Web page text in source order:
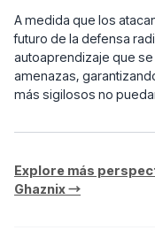
A medida que los
futuro de la defensa
autoaprendizaje que
amenazas,
más sigilosos no
Explore más
Ghaznix →